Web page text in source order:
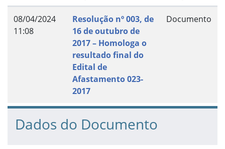
08/04/2024
11:08
Resolução nº 003, de
16 de outubro de
2017 – Homologa o
resultado final do
Edital de
Afastamento 023-
2017
Documento
Dados do Documento